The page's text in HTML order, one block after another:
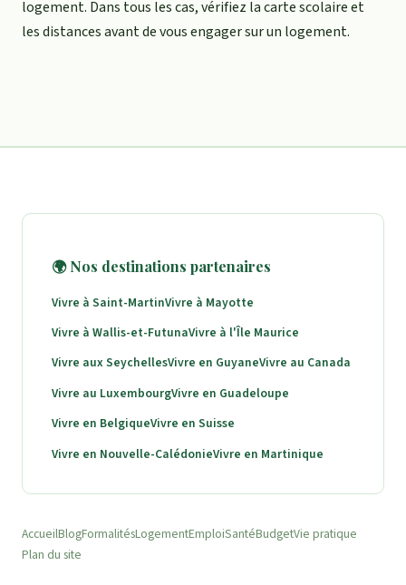
logement. Dans tous les cas, vérifiez la carte scolaire et
les distances avant de vous engager sur un logement.
🌍 Nos destinations partenaires
Vivre à Saint-MartinVivre à Mayotte
Vivre à Wallis-et-FutunaVivre à l'Île Maurice
Vivre aux SeychellesVivre en GuyaneVivre au Canada
Vivre au LuxembourgVivre en Guadeloupe
Vivre en BelgiqueVivre en Suisse
Vivre en Nouvelle-CalédonieVivre en Martinique
AccueilBlogFormalitésLogementEmploiSantéBudgetVie pratique
Plan du site